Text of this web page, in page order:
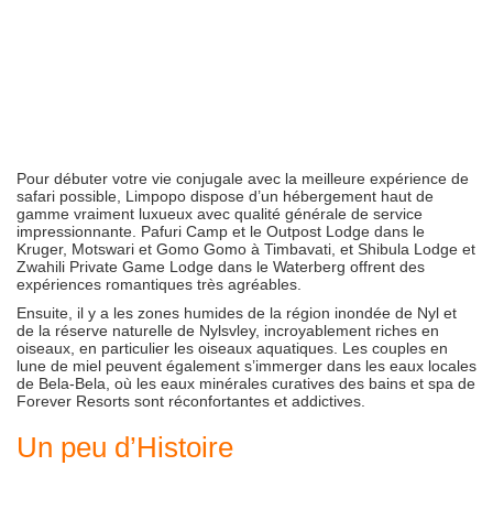
Pour débuter votre vie conjugale avec la meilleure expérience de
safari possible, Limpopo dispose d’un hébergement haut de
gamme vraiment luxueux avec qualité générale de service
impressionnante. Pafuri Camp et le Outpost Lodge dans le
Kruger, Motswari et Gomo Gomo à Timbavati, et Shibula Lodge et
Zwahili Private Game Lodge dans le Waterberg offrent des
expériences romantiques très agréables.
Ensuite, il y a les zones humides de la région inondée de Nyl et
de la réserve naturelle de Nylsvley, incroyablement riches en
oiseaux, en particulier les oiseaux aquatiques. Les couples en
lune de miel peuvent également s’immerger dans les eaux locales
de Bela-Bela, où les eaux minérales curatives des bains et spa de
Forever Resorts sont réconfortantes et addictives.
Un peu d’Histoire